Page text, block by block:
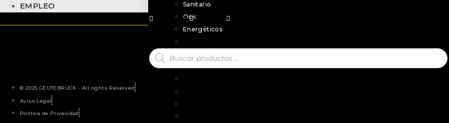
Sanitario
Ocio y retail
Energéticos
Logístico
Portuario
EMPLEO
Youtube
Búsqueda
de
productos
© 2025 GEUTEBRÜCK - All rights Reserved
Aviso Legal
Política de Privacidad